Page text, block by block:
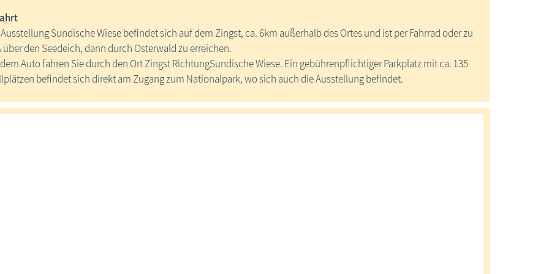
Sundische Wiese befindet sich auf dem Zingst, ca. 6km außerhalb des Ortes und ist per Fahrrad oder zu
über den Seedeich, dann durch Osterwald zu erreichen.
Auto fahren Sie durch den Ort Zingst RichtungSundische Wiese. Ein gebührenpflichtiger Parkplatz mit ca. 135
befindet sich direkt am Zugang zum Nationalpark, wo sich auch die Ausstellung befindet.